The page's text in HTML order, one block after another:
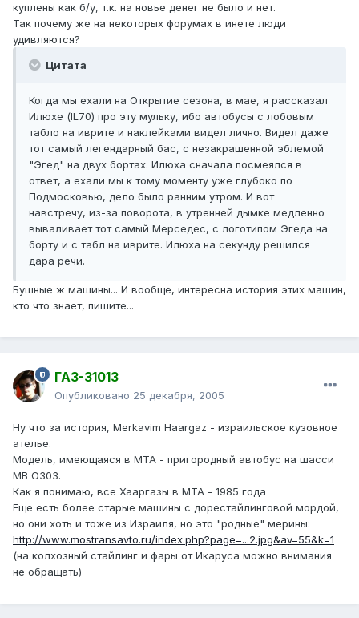
куплены как б/у, т.к. на новье денег не было и нет.
Так почему же на некоторых форумах в инете люди
удивляются?
Цитата
Когда мы ехали на Открытие сезона, в мае, я рассказал
Илюхе (IL70) про эту мульку, ибо автобусы с лобовым
табло на иврите и наклейками видел лично. Видел даже
тот самый легендарный бас, с незакрашенной эблемой
"Эгед" на двух бортах. Илюха сначала посмеялся в
ответ, а ехали мы к тому моменту уже глубоко по
Подмосковью, дело было ранним утром. И вот
навстречу, из-за поворота, в утренней дымке медленно
вываливает тот самый Мерседес, с логотипом Эгеда на
борту и с табл на иврите. Илюха на секунду решился
дара речи.
Бушные ж машины... И вообще, интересна история этих машин,
кто что знает, пишите...
ГАЗ-31013
Опубликовано 25 декабря, 2005
Ну что за история, Merkavim Haargaz - израильское кузовное
ателье.
Модель, имеющаяся в МТА - пригородный автобус на шасси
MB O303.
Как я понимаю, все Хааргазы в МТА - 1985 года
Еще есть более старые машины с дорестайлинговой мордой,
но они хоть и тоже из Израиля, но это "родные" мерины:
http://www.mostransavto.ru/index.php?page=...2.jpg&av=55&k=1
(на колхозный стайлинг и фары от Икаруса можно внимания
не обращать)